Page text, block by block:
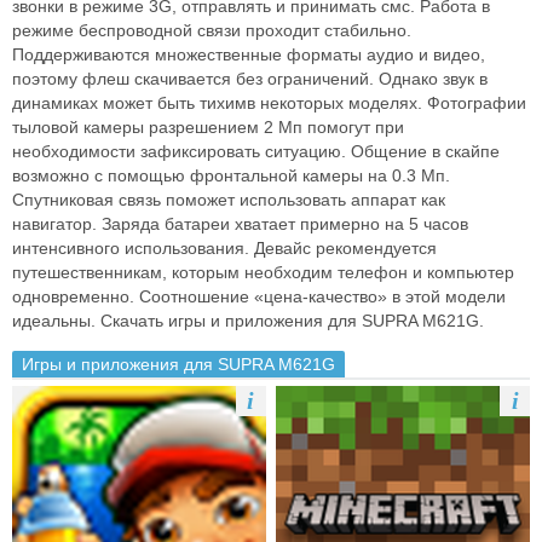
звонки в режиме 3G, отправлять и принимать смс. Работа в
режиме беспроводной связи проходит стабильно.
Поддерживаются множественные форматы аудио и видео,
поэтому флеш скачивается без ограничений. Однако звук в
динамиках может быть тихимв некоторых моделях. Фотографии
тыловой камеры разрешением 2 Мп помогут при
необходимости зафиксировать ситуацию. Общение в скайпе
возможно с помощью фронтальной камеры на 0.3 Мп.
Спутниковая связь поможет использовать аппарат как
навигатор. Заряда батареи хватает примерно на 5 часов
интенсивного использования. Девайс рекомендуется
путешественникам, которым необходим телефон и компьютер
одновременно. Соотношение «цена-качество» в этой модели
идеальны. Скачать игры и приложения для SUPRA M621G.
Игры и приложения для SUPRA M621G
i i